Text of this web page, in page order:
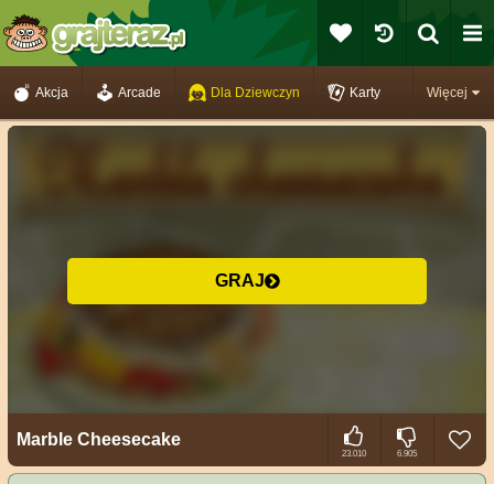
Więcej
Akcja Arcade Dla Dziewczyn Karty
GRAJ
Marble Cheesecake
23.010 6.905